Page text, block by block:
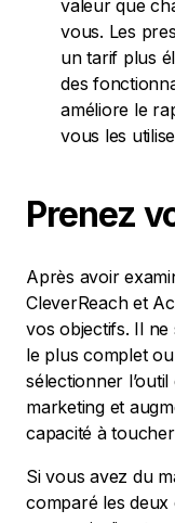
valeur que
vous. Les
un tarif plus
des
améliore le
vous les
Prenez
Après avoir
CleverReach et
vos objectifs. Il ne
le plus complet
sélectionner
marketing et
capacité à
Si vous avez du
comparé les deux